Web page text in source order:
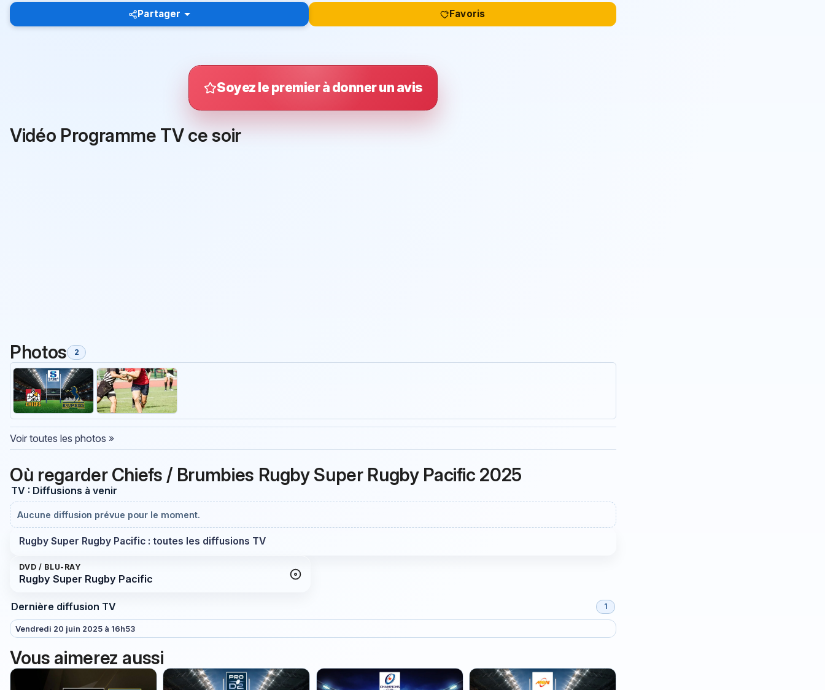
Partager Favoris
Soyez le premier à donner un avis
Vidéo Programme TV ce soir
Photos 2
Voir toutes les photos »
Où regarder Chiefs / Brumbies Rugby Super Rugby Pacific 2025
TV : Diffusions à venir
Aucune diffusion prévue pour le moment.
Rugby Super Rugby Pacific : toutes les diffusions TV
DVD / BLU-RAY
Rugby Super Rugby Pacific
Dernière diffusion TV 1
Vendredi 20 juin 2025 à 16h53
Vous aimerez aussi